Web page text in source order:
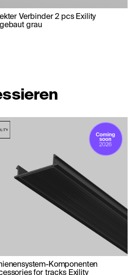
Verbinder 2 pcs Exility
grau
Komponenten
for tracks Exility